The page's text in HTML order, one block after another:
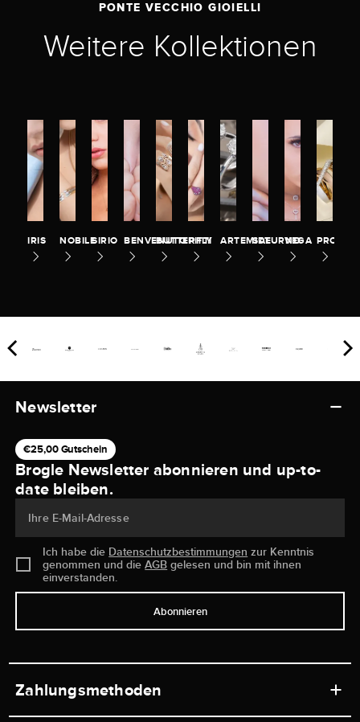
PONTE VECCHIO GIOIELLI
Weitere Kollektionen
IRIS NOBILESIRIO BENVENUTO
BUTTERFLY
PITTI ARTEMIDESATURNO
VEGA
Newsletter
€25,00 Gutschein
Brogle Newsletter abonnieren und up-to-
date bleiben.
Ihre E-Mail-Adresse
Ich habe die Datenschutzbestimmungen zur Kenntnis
genommen und dieAGB gelesen und bin mit ihnen
einverstanden.
Abonnieren
Zahlungsmethoden